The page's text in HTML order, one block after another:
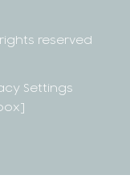
rights reserved
Settings